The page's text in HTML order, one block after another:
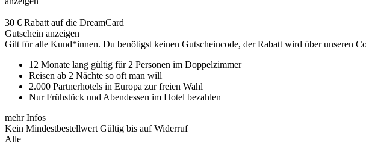
30 € Rabatt auf die DreamCard
Gutschein anzeigen
Gilt für alle Kund*innen. Du benötigst keinen Gutscheincode, der Rabatt wird über unseren
12 Monate lang gültig für 2 Personen im Doppelzimmer
Reisen ab 2 Nächte so oft man will
2.000 Partnerhotels in Europa zur freien Wahl
Nur Frühstück und Abendessen im Hotel bezahlen
mehr Infos
Kein Mindestbestellwert Gültig bis auf Widerruf
Alle